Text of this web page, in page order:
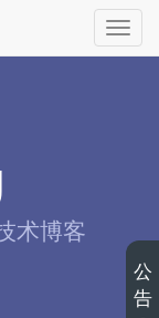
切
换
术博客
公
告